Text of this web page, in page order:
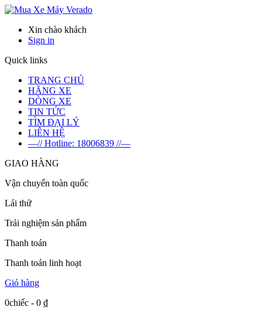
Verado
Xin chào khách
Sign in
Quick links
TRANG CHỦ
HÃNG XE
DÒNG XE
TIN TỨC
TÌM ĐẠI LÝ
LIÊN HỆ
—// Hotline: 18006839 //—
GIAO HÀNG
Vận chuyển toàn quốc
Lái thử
Trải nghiệm sản phẩm
Thanh toán
Thanh toán linh hoạt
Giỏ hàng
0chiếc - 0 ₫